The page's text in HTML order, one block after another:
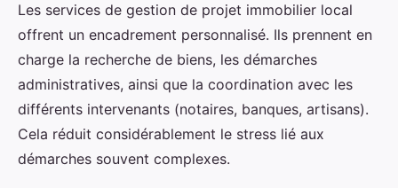
Les services de gestion de projet immobilier local
offrent un encadrement personnalisé. Ils prennent en
charge la recherche de biens, les démarches
administratives, ainsi que la coordination avec les
différents intervenants (notaires, banques, artisans).
Cela réduit considérablement le stress lié aux
démarches souvent complexes.